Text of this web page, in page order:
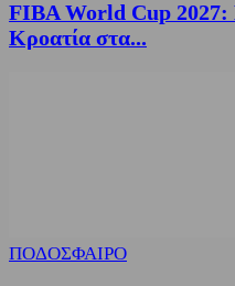
FIBA World Cup 2027:
Κροατία στα...
ΠΟΔΟΣΦΑΙΡΟ